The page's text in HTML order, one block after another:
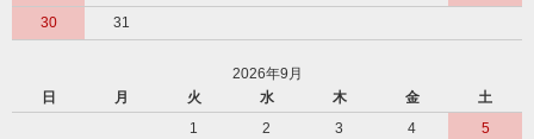
30
31
2026年9月
日
月 火 水 木 金
土
1
2 3 4
5